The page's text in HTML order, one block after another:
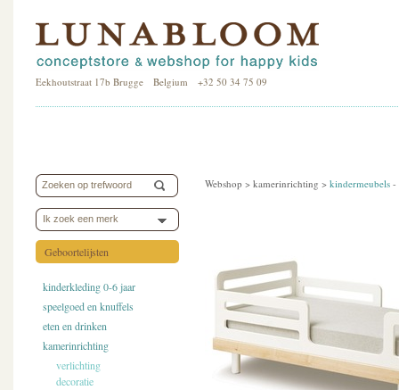
Eekhoutstraat 17b Brugge Belgium +32 50 34 75 09
Ik zoek een merk
Geboortelijsten
kinderkleding 0-6 jaar
speelgoed en knuffels
eten en drinken
kamerinrichting
verlichting
decoratie
Webshop > kamerinrichting > kindermeubels -